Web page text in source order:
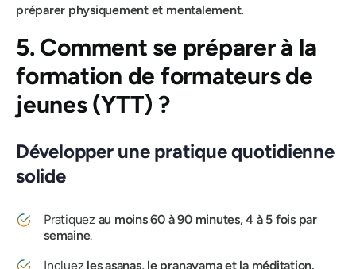
préparer physiquement et mentalement.
5. Comment se préparer à la
formation de formateurs de
jeunes (YTT) ?
Développer une pratique quotidienne
solide
Pratiquez au moins 60 à 90 minutes, 4 à 5 fois par
semaine.
Incluez les asanas, le pranayama et la méditation.